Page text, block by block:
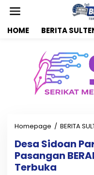
HOME BERITA
Homepage / BERITA
Desa Sidoan
Pasangan
Terbuka